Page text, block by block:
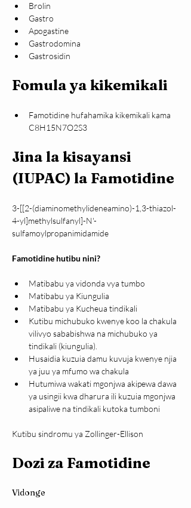
Brolin
Gastro
Apogastine
Gastrodomina
Gastrosidin
Fomula ya kikemikali
Famotidine hufahamika kikemikali kama
C8H15N7O2S3
Jina la kisayansi
(IUPAC) la Famotidine
3-[[2-(diaminomethylideneamino)-1,3-thiazol-
4-yl]methylsulfanyl]-N'-
sulfamoylpropanimidamide
Famotidine hutibu nini?
Matibabu ya vidonda vya tumbo
Matibabu ya Kiungulia
Matibabu ya Kucheua tindikali
Kutibu michubuko kwenye koo la chakula
vilivyo sababishwa na michubuko ya
tindikali (kiungulia).
Husaidia kuzuia damu kuvuja kwenye njia
ya juu ya mfumo wa chakula
Hutumiwa wakati mgonjwa akipewa dawa
ya usingii kwa dharura ili kuzuia mgonjwa
asipaliwe na tindikali kutoka tumboni
Kutibu sindromu ya Zollinger-Ellison
Dozi za Famotidine
Vidonge